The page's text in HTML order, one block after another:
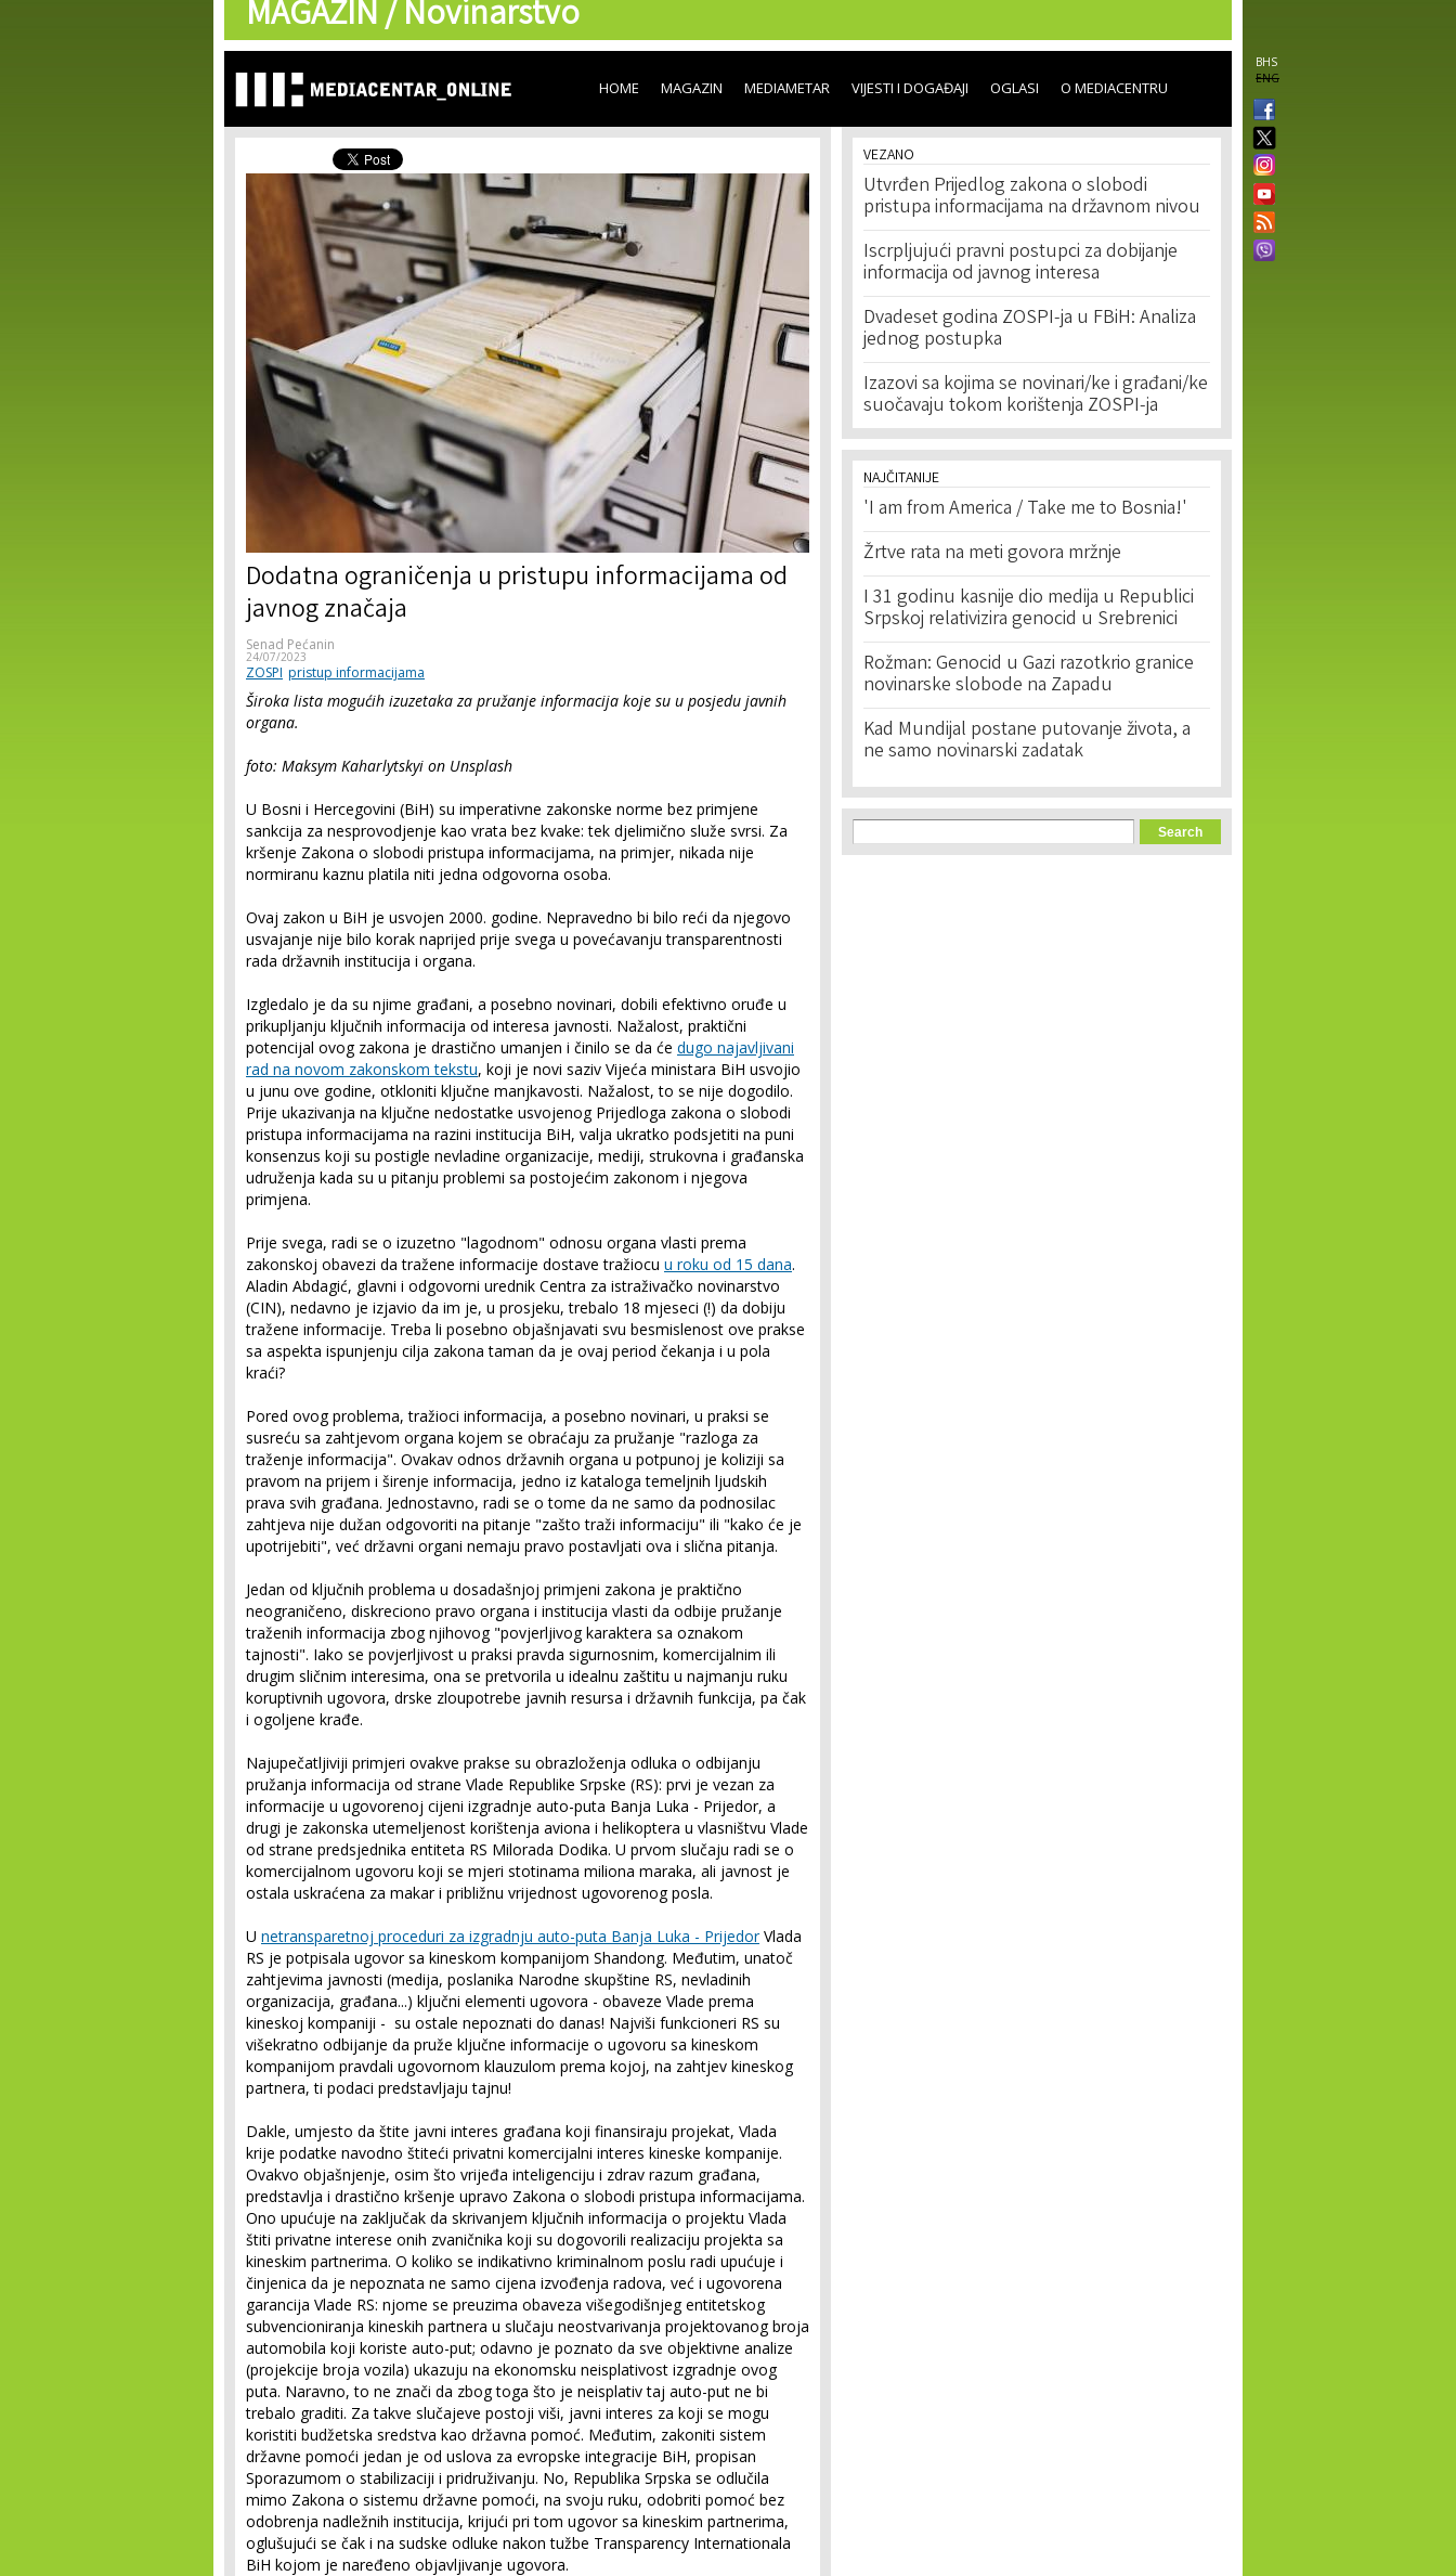
content
MAGAZIN /Novinarstvo
BHS
ENG
HOME MAGAZIN MEDIAMETAR VIJESTI I DOGAĐAJI OGLASI O MEDIACENTRU
Dodatna ograničenja u pristupu informacijama od
javnog značaja
Senad Pećanin
24/07/2023
ZOSPI pristup informacijama
Široka lista mogućih izuzetaka za pružanje informacija koje su u posjedu javnih
organa.
foto: Maksym Kaharlytskyi on Unsplash
U Bosni i Hercegovini (BiH) su imperativne zakonske norme bez primjene
sankcija za nesprovodjenje kao vrata bez kvake: tek djelimično služe svrsi. Za
kršenje Zakona o slobodi pristupa informacijama, na primjer, nikada nije
normiranu kaznu platila niti jedna odgovorna osoba.
Ovaj zakon u BiH je usvojen 2000. godine. Nepravedno bi bilo reći da njegovo
usvajanje nije bilo korak naprijed prije svega u povećavanju transparentnosti
rada državnih institucija i organa.
Izgledalo je da su njime građani, a posebno novinari, dobili efektivno oruđe u
prikupljanju ključnih informacija od interesa javnosti. Nažalost, praktični
potencijal ovog zakona je drastično umanjen i činilo se da će dugo najavljivani
rad na novom zakonskom tekstu, koji je novi saziv Vijeća ministara BiH usvojio
u junu ove godine, otkloniti ključne manjkavosti. Nažalost, to se nije dogodilo.
Prije ukazivanja na ključne nedostatke usvojenog Prijedloga zakona o slobodi
pristupa informacijama na razini institucija BiH, valja ukratko podsjetiti na puni
konsenzus koji su postigle nevladine organizacije, mediji, strukovna i građanska
udruženja kada su u pitanju problemi sa postojećim zakonom i njegova
primjena.
Prije svega, radi se o izuzetno "lagodnom" odnosu organa vlasti prema
zakonskoj obavezi da tražene informacije dostave tražiocu u roku od 15 dana.
Aladin Abdagić, glavni i odgovorni urednik Centra za istraživačko novinarstvo
(CIN), nedavno je izjavio da im je, u prosjeku, trebalo 18 mjeseci (!) da dobiju
tražene informacije. Treba li posebno objašnjavati svu besmislenost ove prakse
sa aspekta ispunjenju cilja zakona taman da je ovaj period čekanja i u pola
kraći?
Pored ovog problema, tražioci informacija, a posebno novinari, u praksi se
susreću sa zahtjevom organa kojem se obraćaju za pružanje "razloga za
traženje informacija". Ovakav odnos državnih organa u potpunoj je koliziji sa
pravom na prijem i širenje informacija, jedno iz kataloga temeljnih ljudskih
prava svih građana. Jednostavno, radi se o tome da ne samo da podnosilac
zahtjeva nije dužan odgovoriti na pitanje "zašto traži informaciju" ili "kako će je
upotrijebiti", već državni organi nemaju pravo postavljati ova i slična pitanja.
Jedan od ključnih problema u dosadašnjoj primjeni zakona je praktično
neograničeno, diskreciono pravo organa i institucija vlasti da odbije pružanje
traženih informacija zbog njihovog "povjerljivog karaktera sa oznakom
tajnosti". Iako se povjerljivost u praksi pravda sigurnosnim, komercijalnim ili
drugim sličnim interesima, ona se pretvorila u idealnu zaštitu u najmanju ruku
koruptivnih ugovora, drske zloupotrebe javnih resursa i državnih funkcija, pa čak
i ogoljene krađe.
Najupečatljiviji primjeri ovakve prakse su obrazloženja odluka o odbijanju
pružanja informacija od strane Vlade Republike Srpske (RS): prvi je vezan za
informacije u ugovorenoj cijeni izgradnje auto-puta Banja Luka - Prijedor, a
drugi je zakonska utemeljenost korištenja aviona i helikoptera u vlasništvu Vlade
od strane predsjednika entiteta RS Milorada Dodika. U prvom slučaju radi se o
komercijalnom ugovoru koji se mjeri stotinama miliona maraka, ali javnost je
ostala uskraćena za makar i približnu vrijednost ugovorenog posla.
U netransparetnoj proceduri za izgradnju auto-puta Banja Luka - PrijedorVlada
RS je potpisala ugovor sa kineskom kompanijom Shandong. Međutim, unatoč
zahtjevima javnosti (medija, poslanika Narodne skupštine RS, nevladinih
organizacija, građana...) ključni elementi ugovora - obaveze Vlade prema
kineskoj kompaniji - su ostale nepoznati do danas! Najviši funkcioneri RS su
višekratno odbijanje da pruže ključne informacije o ugovoru sa kineskom
kompanijom pravdali ugovornom klauzulom prema kojoj, na zahtjev kineskog
partnera, ti podaci predstavljaju tajnu!
Dakle, umjesto da štite javni interes građana koji finansiraju projekat, Vlada
krije podatke navodno štiteći privatni komercijalni interes kineske kompanije.
Ovakvo objašnjenje, osim što vrijeđa inteligenciju i zdrav razum građana,
predstavlja i drastično kršenje upravo Zakona o slobodi pristupa informacijama.
Ono upućuje na zaključak da skrivanjem ključnih informacija o projektu Vlada
štiti privatne interese onih zvaničnika koji su dogovorili realizaciju projekta sa
kineskim partnerima. O koliko se indikativno kriminalnom poslu radi upućuje i
činjenica da je nepoznata ne samo cijena izvođenja radova, već i ugovorena
garancija Vlade RS: njome se preuzima obaveza višegodišnjeg entitetskog
subvencioniranja kineskih partnera u slučaju neostvarivanja projektovanog broja
automobila koji koriste auto-put; odavno je poznato da sve objektivne analize
(projekcije broja vozila) ukazuju na ekonomsku neisplativost izgradnje ovog
puta. Naravno, to ne znači da zbog toga što je neisplativ taj auto-put ne bi
trebalo graditi. Za takve slučajeve postoji viši, javni interes za koji se mogu
koristiti budžetska sredstva kao državna pomoć. Međutim, zakoniti sistem
državne pomoći jedan je od uslova za evropske integracije BiH, propisan
Sporazumom o stabilizaciji i pridruživanju. No, Republika Srpska se odlučila
mimo Zakona o sistemu državne pomoći, na svoju ruku, odobriti pomoć bez
odobrenja nadležnih institucija, krijući pri tom ugovor sa kineskim partnerima,
oglušujući se čak i na sudske odluke nakon tužbe Transparency Internationala
BiH kojom je naređeno objavljivanje ugovora.
VEZANO
Utvrđen Prijedlog zakona o slobodi
pristupa informacijama na državnom nivou
Iscrpljujući pravni postupci za dobijanje
informacija od javnog interesa
Dvadeset godina ZOSPI-ja u FBiH: Analiza
jednog postupka
Izazovi sa kojima se novinari/ke i građani/ke
suočavaju tokom korištenja ZOSPI-ja
NAJČITANIJE
'I am from America / Take me to Bosnia!'
Žrtve rata na meti govora mržnje
I 31 godinu kasnije dio medija u Republici
Srpskoj relativizira genocid u Srebrenici
Rožman: Genocid u Gazi razotkrio granice
novinarske slobode na Zapadu
Kad Mundijal postane putovanje života, a
ne samo novinarski zadatak
Search form
Search